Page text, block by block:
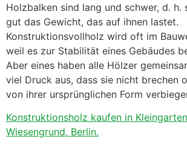
Holzbalken sind lang und schwer, d. h.
gut das Gewicht, das auf ihnen lastet.
Konstruktionsvollholz wird oft im
weil es zur Stabilität eines Gebäudes
Aber eines haben alle Hölzer
viel Druck aus, dass sie nicht brechen
von ihrer ursprünglichen Form
Konstruktionsholz kaufen in
Wiesengrund, Berlin.